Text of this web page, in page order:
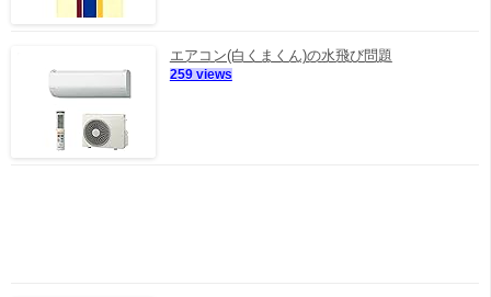
エアコン(白くまくん)の水飛び問題
259 views